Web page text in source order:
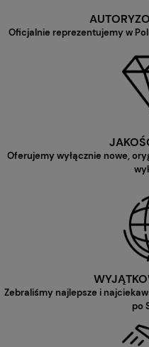
Oficjalnie reprezentujemy w
Oferujemy wyłącznie nowe,
Zebraliśmy najlepsze i
po